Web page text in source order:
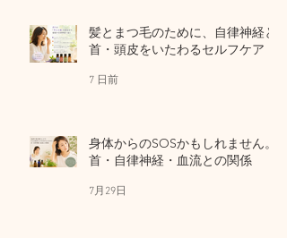
髪とまつ毛のために、自律神経と
首・頭皮をいたわるセルフケア
7 日前
身体からのSOSかもしれません。
首・自律神経・血流との関係
7月29日